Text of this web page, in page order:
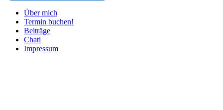
Über mich
Termin buchen!
Beiträge
Chati
Impressum